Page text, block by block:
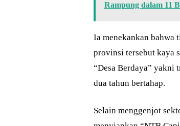
Rampung dalam 11
Ia menekankan bahwa
provinsi tersebut kaya
“Desa Berdaya” yakni
dua tahun bertahap.
Selain menggenjot